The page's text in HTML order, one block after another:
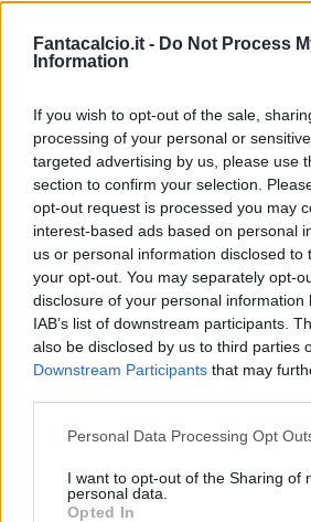
Fantacalcio.it - Do Not Process
Information
If you wish to opt-out of the sale,
processing of your personal or
targeted advertising by us, please use
section to confirm your selection.
opt-out request is processed you may
interest-based ads based on personal
us or personal information disclosed to
your opt-out. You may separately opt-
disclosure of your personal information
IAB’s list of downstream participants.
also be disclosed by us to third parties
Downstream Participants that may
Personal Data Processing Opt
I want to opt-out of the Sharing of
personal data.
Opted In
SEGUI LAZIO-
ESCLUSIVA SU DAZN,
LAZIO-FIORENTINA, DOVE
La diretta TV di Lazio-
valida per la 16ª giornata